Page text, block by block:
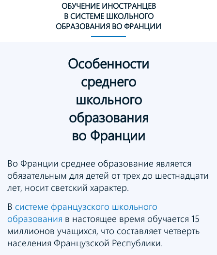
ОБУЧЕНИЕ ИНОСТРАНЦЕВ
В СИСТЕМЕ ШКОЛЬНОГО
ОБРАЗОВАНИЯ ВО ФРАНЦИИ
Особенности
среднего
школьного
образования
во Франции
Во Франции среднее образование является
обязательным для детей от трех до шестнадцати
лет, носит светский характер.
В системе французского школьного
образования в настоящее время обучается 15
миллионов учащихся, что составляет четверть
населения Французской Республики.